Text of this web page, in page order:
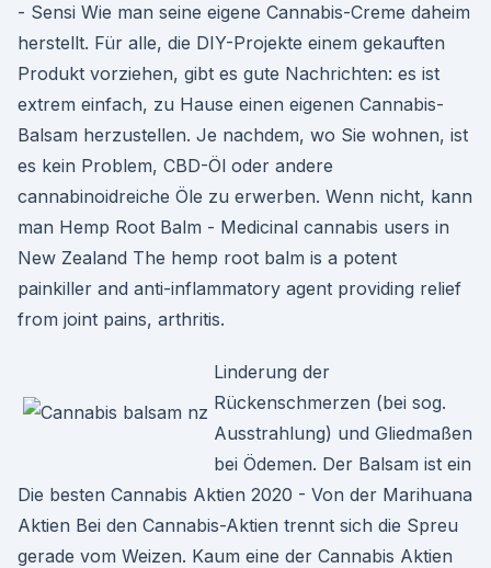
- Sensi Wie man seine eigene Cannabis-Creme daheim
herstellt. Für alle, die DIY-Projekte einem gekauften
Produkt vorziehen, gibt es gute Nachrichten: es ist
extrem einfach, zu Hause einen eigenen Cannabis-
Balsam herzustellen. Je nachdem, wo Sie wohnen, ist
es kein Problem, CBD-Öl oder andere
cannabinoidreiche Öle zu erwerben. Wenn nicht, kann
man Hemp Root Balm - Medicinal cannabis users in
New Zealand The hemp root balm is a potent
painkiller and anti-inflammatory agent providing relief
from joint pains, arthritis.
Linderung der
Rückenschmerzen (bei sog.
Ausstrahlung) und Gliedmaßen
bei Ödemen. Der Balsam ist ein
Die besten Cannabis Aktien 2020 - Von der Marihuana
Aktien Bei den Cannabis-Aktien trennt sich die Spreu
gerade vom Weizen. Kaum eine der Cannabis Aktien